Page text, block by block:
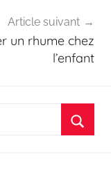
Article suivant
un rhume chez
l’enfant